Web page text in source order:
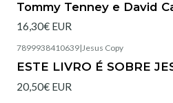
Tommy Tenney e David
16,30€ EUR
7899938410639|Jesus Copy
ESTE LIVRO É SOBRE
20,50€ EUR